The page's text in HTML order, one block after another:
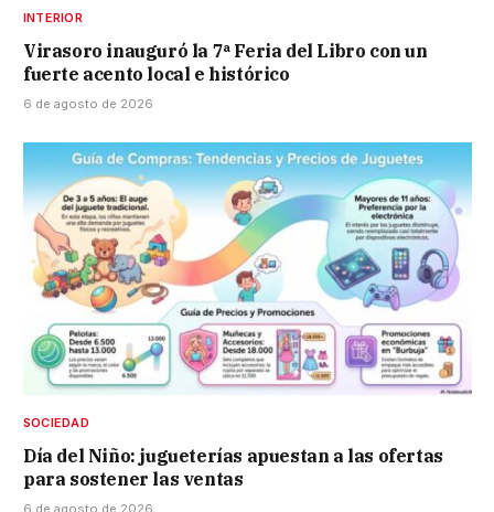
INTERIOR
Virasoro inauguró la 7ª Feria del Libro con un
fuerte acento local e histórico
6 de agosto de 2026
SOCIEDAD
Día del Niño: jugueterías apuestan a las ofertas
para sostener las ventas
6 de agosto de 2026